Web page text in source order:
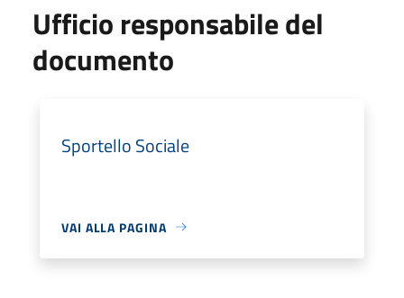
Ufficio responsabile del
documento
Sportello Sociale
VAI ALLA PAGINA